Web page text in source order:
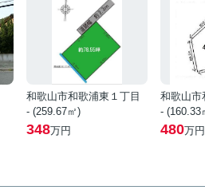
和歌山市和歌浦東１丁目
- (259.67㎡)
348万円
和歌山市
- (160.33
480万円